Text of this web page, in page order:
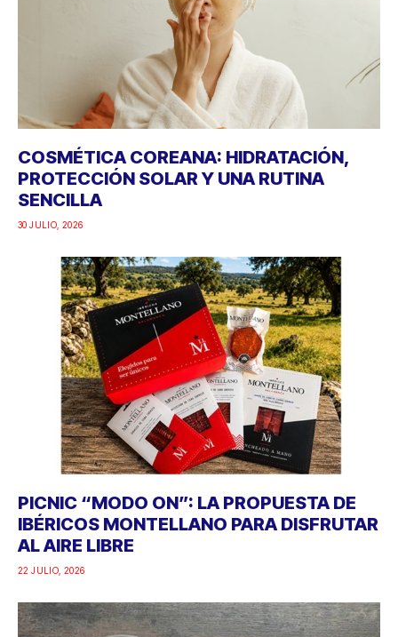
COSMÉTICA COREANA: HIDRATACIÓN,
PROTECCIÓN SOLAR Y UNA RUTINA
SENCILLA
30 JULIO, 2026
PICNIC “MODO ON”: LA PROPUESTA DE
IBÉRICOS MONTELLANO PARA DISFRUTAR
AL AIRE LIBRE
22 JULIO, 2026